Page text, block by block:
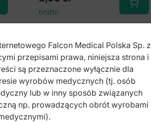
brutto
Falcon Medical Polska Sp. z
przepisami prawa, niniejsza strona i
są przeznaczone wyłącznie dla
wyrobów medycznych (tj. osób
lub w inny sposób związanych
np. prowadzących obrót wyrobami